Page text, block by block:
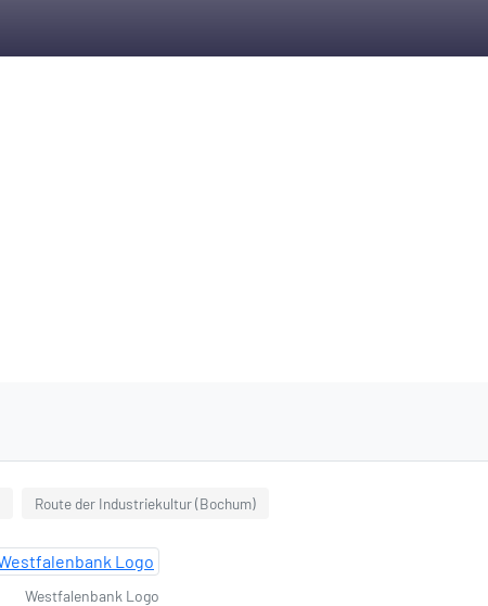
Route der Industriekultur (Bochum)
Westfalenbank Logo